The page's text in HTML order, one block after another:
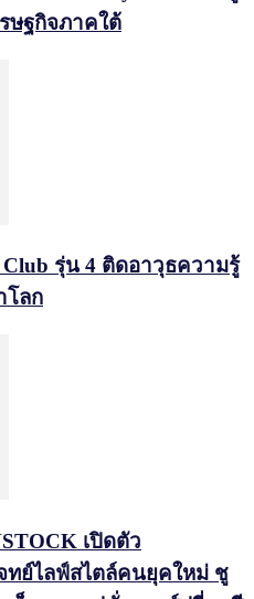
ษฐกิจภาคใต้
Club รุ่น 4 ติดอาวุธความรู้
โลก
เปิดตัว
ทย์ไลฟ์สไตล์คนยุคใหม่ ชู